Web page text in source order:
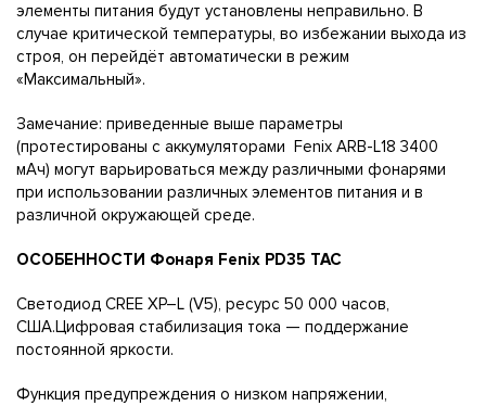
элементы питания будут установлены неправильно. В
случае критической температуры, во избежании выхода из
строя, он перейдёт автоматически в режим
«Максимальный».
Замечание: приведенные выше параметры
(протестированы с аккумуляторами Fenix ARB-L18 3400
мАч) могут варьироваться между различными фонарями
при использовании различных элементов питания и в
различной окружающей среде.
ОСОБЕННОСТИ Фонаря Fenix PD35 TAC
Светодиод CREE XP–L (V5), ресурс 50 000 часов,
США.Цифровая стабилизация тока — поддержание
постоянной яркости.
Функция предупреждения о низком напряжении,